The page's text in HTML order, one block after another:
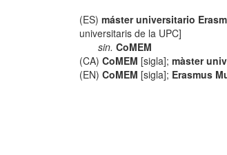
(ES)máster universitario
universitaris de la UPC]
sin. CoMEM
(CA)CoMEM [sigla];màster
(EN)CoMEM [sigla]; Erasmus